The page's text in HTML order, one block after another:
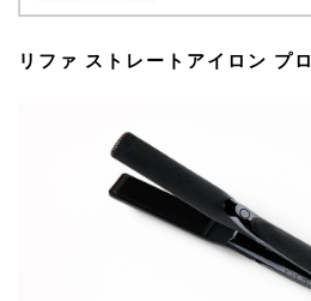
リファ ストレートアイロン プロ